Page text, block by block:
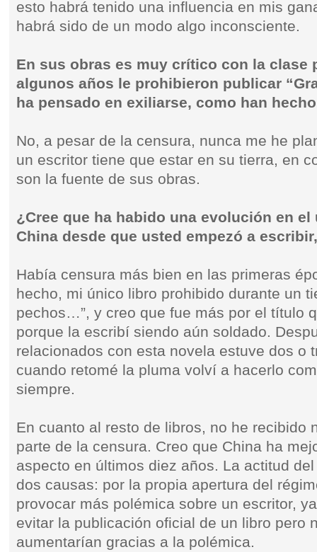
esto habrá tenido una influencia en mis
habrá sido de un modo algo inconsciente.
En sus obras es muy crítico con la clase
algunos años le prohibieron publicar
ha pensado en exiliarse, como han
No, a pesar de la censura, nunca me he
un escritor tiene que estar en su tierra, en
son la fuente de sus obras.
¿Cree que ha habido una evolución en
China desde que usted empezó a
Había censura más bien en las primeras
hecho, mi único libro prohibido durante un
pechos…”, y creo que fue más por el título
porque la escribí siendo aún soldado.
relacionados con esta novela estuve dos o
cuando retomé la pluma volví a hacerlo
siempre.
En cuanto al resto de libros, no he recibido
parte de la censura. Creo que China ha
aspecto en últimos diez años. La actitud
dos causas: por la propia apertura del
provocar más polémica sobre un escritor,
evitar la publicación oficial de un libro pero
aumentarían gracias a la polémica.